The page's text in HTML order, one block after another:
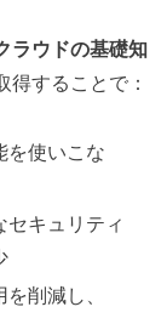
ラウドの基礎知
得することで：
使いこな
キュリティ
削減し、